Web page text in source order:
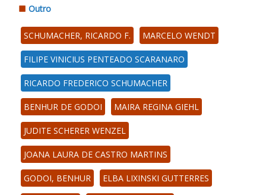
Outro
SCHUMACHER, RICARDO F. MARCELO WENDT
FILIPE VINICIUS PENTEADO SCARANARO
RICARDO FREDERICO SCHUMACHER
BENHUR DE GODOI MAIRA REGINA GIEHL
JUDITE SCHERER WENZEL
JOANA LAURA DE CASTRO MARTINS
GODOI, BENHUR ELBA LIXINSKI GUTTERRES